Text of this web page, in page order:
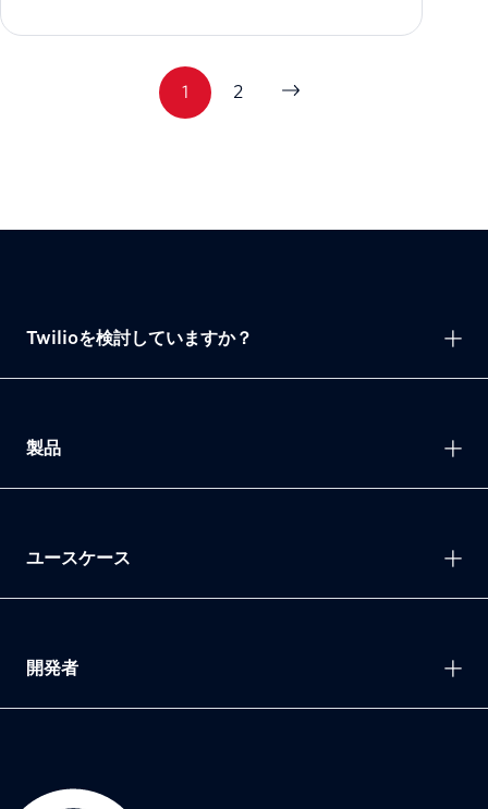
1 2
Twilioを検討していますか？
製品
ユースケース
開発者